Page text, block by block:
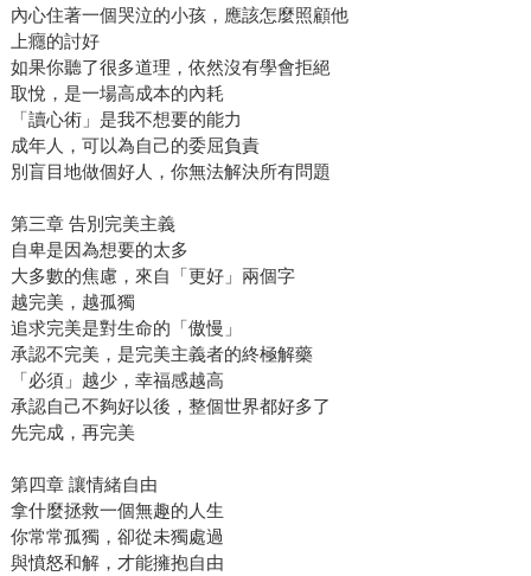
內心住著一個哭泣的小孩，應該怎麼照顧他
上癮的討好
如果你聽了很多道理，依然沒有學會拒絕
取悅，是一場高成本的內耗
「讀心術」是我不想要的能力
成年人，可以為自己的委屈負責
別盲目地做個好人，你無法解決所有問題
第三章 告別完美主義
自卑是因為想要的太多
大多數的焦慮，來自「更好」兩個字
越完美，越孤獨
追求完美是對生命的「傲慢」
承認不完美，是完美主義者的終極解藥
「必須」越少，幸福感越高
承認自己不夠好以後，整個世界都好多了
先完成，再完美
第四章 讓情緒自由
拿什麼拯救一個無趣的人生
你常常孤獨，卻從未獨處過
與憤怒和解，才能擁抱自由